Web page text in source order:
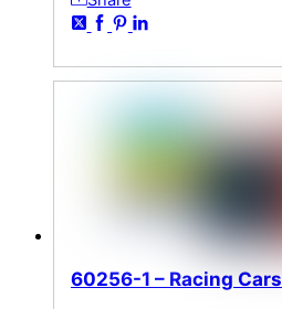
60256-1 – Racing Cars